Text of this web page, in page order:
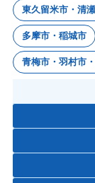
東久留米市・清
多摩市・稲城市
青梅市・羽村市